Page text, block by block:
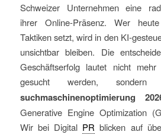
Schweizer Unternehmen eine
ihrer Online-Präsenz. Wer
Taktiken setzt, wird in den KI-
unsichtbar bleiben. Die
Geschäftserfolg lautet nicht
gesucht werden, sondern
suchmaschinenoptimierung
Generative Engine Optimization
Wir bei Digital PR blicken auf